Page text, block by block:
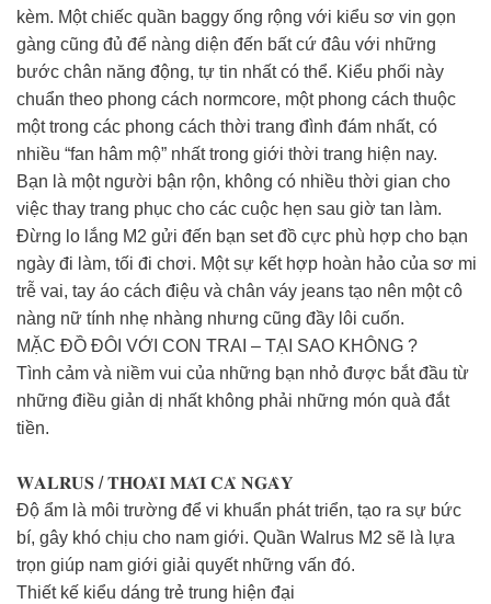
kèm. Một chiếc quần baggy ống rộng với kiểu sơ vin gọn
gàng cũng đủ để nàng diện đến bất cứ đâu với những
bước chân năng động, tự tin nhất có thể. Kiểu phối này
chuẩn theo phong cách normcore, một phong cách thuộc
một trong các phong cách thời trang đình đám nhất, có
nhiều “fan hâm mộ” nhất trong giới thời trang hiện nay.
Bạn là một người bận rộn, không có nhiều thời gian cho
việc thay trang phục cho các cuộc hẹn sau giờ tan làm.
Đừng lo lắng M2 gửi đến bạn set đồ cực phù hợp cho bạn
ngày đi làm, tối đi chơi. Một sự kết hợp hoàn hảo của sơ mi
trễ vai, tay áo cách điệu và chân váy jeans tạo nên một cô
nàng nữ tính nhẹ nhàng nhưng cũng đầy lôi cuốn.
MẶC ĐỒ ĐÔI VỚI CON TRAI – TẠI SAO KHÔNG ?
Tình cảm và niềm vui của những bạn nhỏ được bắt đầu từ
những điều giản dị nhất không phải những món quà đắt
tiền.
𝐖𝐀𝐋𝐑𝐔𝐒 / 𝐓𝐇𝐎𝐀̉𝐈 𝐌𝐀́𝐈 𝐂𝐀̉ 𝐍𝐆𝐀̀𝐘
Độ ẩm là môi trường để vi khuẩn phát triển, tạo ra sự bức
bí, gây khó chịu cho nam giới. Quần Walrus M2 sẽ là lựa
trọn giúp nam giới giải quyết những vấn đó.
Thiết kế kiểu dáng trẻ trung hiện đại